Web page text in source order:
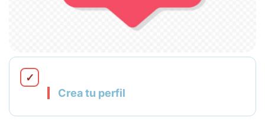
Crea tu perfil